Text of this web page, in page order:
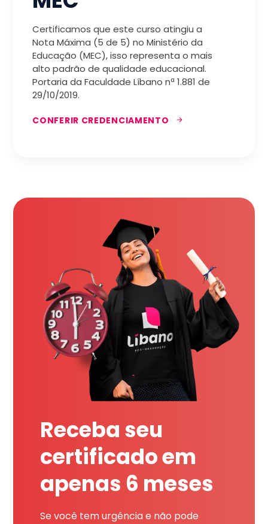
Certificamos que este curso atingiu a
Nota Máxima (5 de 5) no Ministério da
Educação (MEC), isso representa o mais
alto padrão de qualidade educacional.
Portaria da Faculdade Líbano nª 1.881 de
29/10/2019.
CONFERIR CREDENCIAMENTO
Receba seu
certificado em
apenas 6 meses
Se você tem urgência e não pode